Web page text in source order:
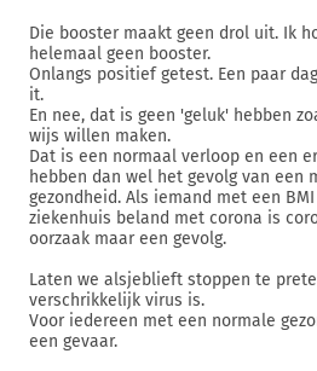
Die booster maakt geen drol uit. Ik
helemaal geen booster.
Onlangs positief getest. Een paar
it.
En nee, dat is geen 'geluk' hebben
wijs willen maken.
Dat is een normaal verloop en een
hebben dan wel het gevolg van een
gezondheid. Als iemand met een
ziekenhuis beland met corona is
oorzaak maar een gevolg.
Laten we alsjeblieft stoppen te
verschrikkelijk virus is.
Voor iedereen met een normale
een gevaar.